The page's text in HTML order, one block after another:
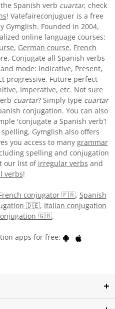
Spanish verb cuartar, check
! Vatefaireconjuguer is a free
Gymglish. Founded in 2004,
online language courses:
, German course, French
Conjugate all Spanish verbs
mode: Indicative, Present,
progressive, Future perfect
Imperative, etc. Not sure
cuartar? Simply type cuartar
conjugation. You can also
'conjugate a Spanish verb’!
Gymglish also offers
you access to many grammar
spelling and conjugation
our list of irregular verbs and
verbs!
conjugator 🇫🇷, Spanish
🇩🇪, Italian conjugation
🇬🇧.
apps for free: